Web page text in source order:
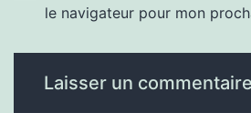
le navigateur pour mon